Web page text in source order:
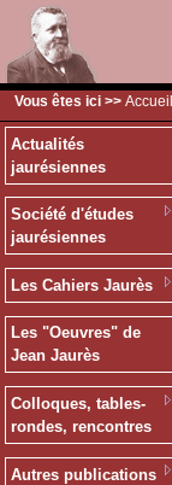
Vous êtes ici >> Accueil
Actualités
jaurésiennes
Société d'études
jaurésiennes
Les Cahiers Jaurès
Les "Oeuvres" de
Jean Jaurès
Colloques, tables-
rondes, rencontres
Autres publications